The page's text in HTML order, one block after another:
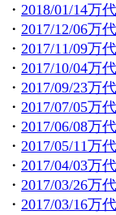
・ 2018/01/14万
・ 2017/12/06万
・ 2017/11/09万
・ 2017/10/04万
・ 2017/09/23万
・ 2017/07/05万
・ 2017/06/08万
・ 2017/05/11万
・ 2017/04/03万
・ 2017/03/26万
・ 2017/03/16万